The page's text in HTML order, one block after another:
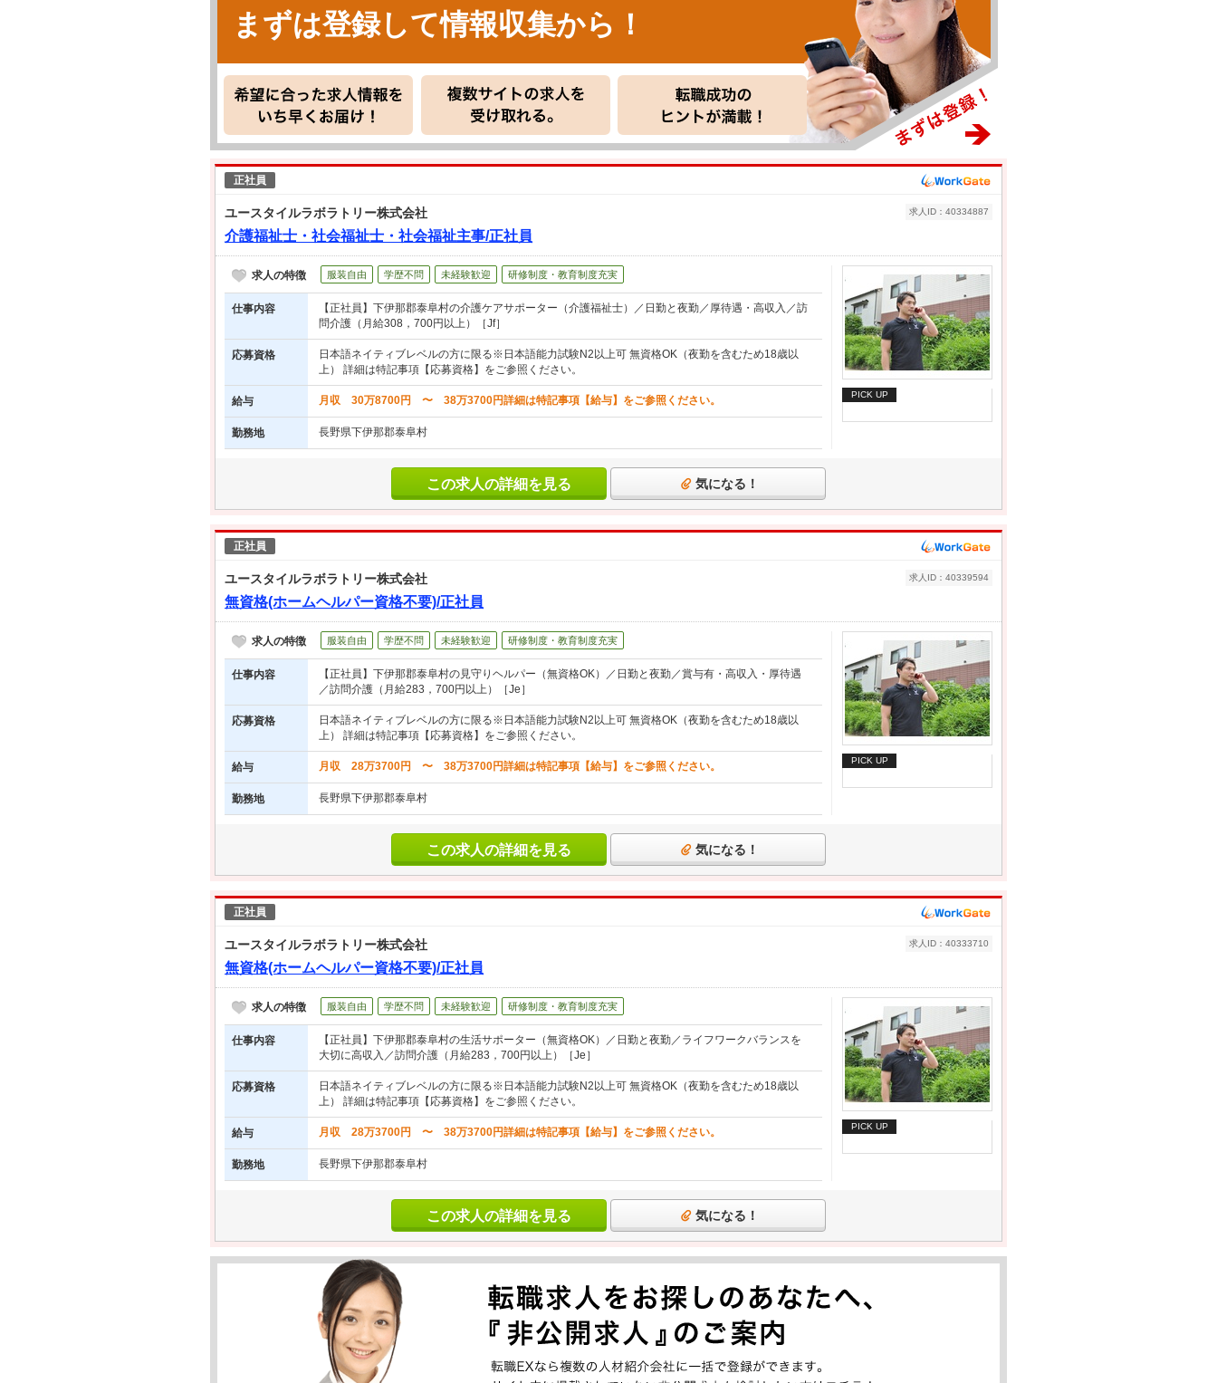
まずは登録して情報収集から！
正社員
ユースタイルラボラトリー株式会社
介護福祉士・社会福祉士・社会福祉主事/正社員
求人ID：40334887
求人の特徴 服装自由 学歴不問 未経験歓迎 研修制度・教育制度充実
仕事内容
【正社員】下伊那郡泰阜村の介護ケアサポーター（介護福祉士）／日勤と夜勤／厚待遇・高収入／訪
問介護（月給308，700円以上）［Jf］
応募資格
日本語ネイティブレベルの方に限る※日本語能力試験N2以上可 無資格OK（夜勤を含むため18歳以
上） 詳細は特記事項【応募資格】をご参照ください。
給与 月収 30万8700円 〜 38万3700円詳細は特記事項【給与】をご参照ください。
勤務地 長野県下伊那郡泰阜村
PICK UP
この求人の詳細を見る 気になる！
正社員
ユースタイルラボラトリー株式会社
無資格(ホームヘルパー資格不要)/正社員
求人ID：40339594
求人の特徴 服装自由 学歴不問 未経験歓迎 研修制度・教育制度充実
仕事内容
【正社員】下伊那郡泰阜村の見守りヘルパー（無資格OK）／日勤と夜勤／賞与有・高収入・厚待遇
／訪問介護（月給283，700円以上）［Je］
応募資格
日本語ネイティブレベルの方に限る※日本語能力試験N2以上可 無資格OK（夜勤を含むため18歳以
上） 詳細は特記事項【応募資格】をご参照ください。
給与 月収 28万3700円 〜 38万3700円詳細は特記事項【給与】をご参照ください。
勤務地 長野県下伊那郡泰阜村
PICK UP
この求人の詳細を見る 気になる！
正社員
ユースタイルラボラトリー株式会社
無資格(ホームヘルパー資格不要)/正社員
求人ID：40333710
求人の特徴 服装自由 学歴不問 未経験歓迎 研修制度・教育制度充実
仕事内容
【正社員】下伊那郡泰阜村の生活サポーター（無資格OK）／日勤と夜勤／ライフワークバランスを
大切に高収入／訪問介護（月給283，700円以上）［Je］
応募資格
日本語ネイティブレベルの方に限る※日本語能力試験N2以上可 無資格OK（夜勤を含むため18歳以
上） 詳細は特記事項【応募資格】をご参照ください。
給与 月収 28万3700円 〜 38万3700円詳細は特記事項【給与】をご参照ください。
勤務地 長野県下伊那郡泰阜村
PICK UP
この求人の詳細を見る 気になる！